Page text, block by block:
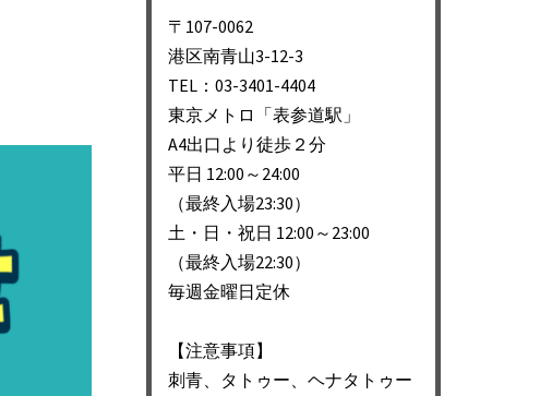
〒107-0062
港区南青山3-12-3
TEL：03-3401-4404
東京メトロ「表参道駅」
A4出口より徒歩２分
平日 12:00～24:00
（最終入場23:30）
土・日・祝日 12:00～23:00
（最終入場22:30）
毎週金曜日定休
【注意事項】
刺青、タトゥー、ヘナタトゥー